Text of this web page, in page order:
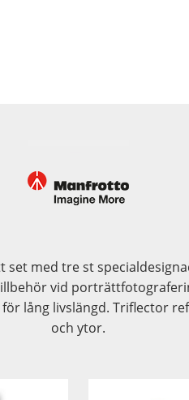
med tre st
vid
lång livslängd. Triflector
och ytor.